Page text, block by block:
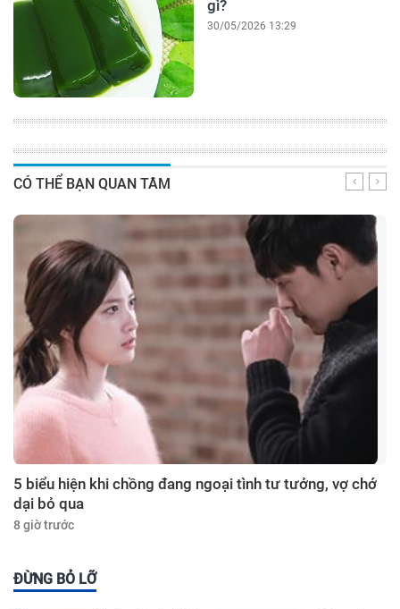
gì?
30/05/2026 13:29
CÓ THỂ BẠN QUAN TÂM
5 biểu hiện khi chồng đang ngoại tình tư tưởng, vợ chớ
dại bỏ qua
8 giờ trước
ĐỪNG BỎ LỠ